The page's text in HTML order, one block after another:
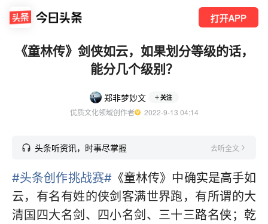
打开APP
《童林传》剑侠如云，如果划分等级的话，
能分几个级别？
郑非梦妙文 关注
优质文化领域创作者
  2022-9-13 04:14
头条听资讯，时事尽掌握 去听全文
#头条创作挑战赛# 《童林传》中确实是高手如
云，有名有姓的侠剑客满世界跑，有所谓的大
清国四大名剑、四小名剑、三十三路名侠；乾